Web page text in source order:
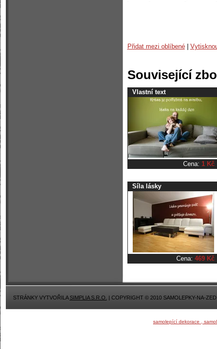
Přidat mezi oblíbené|
Související
Vlastní text
Cena: 1 Kč
Síla lásky
Cena: 469 Kč
STRÁNKY VYTVOŘILASIMPLIA S.R.O. | COPYRIGHT © 2010 SAMOLEPKY-NA-
samolepící dekorace ,